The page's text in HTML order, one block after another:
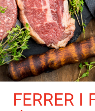
FERRER I